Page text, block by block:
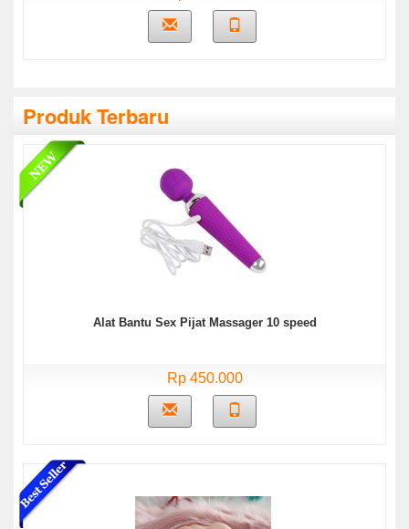
Produk Terbaru
Alat Bantu Sex Pijat Massager 10 speed
Rp 450.000